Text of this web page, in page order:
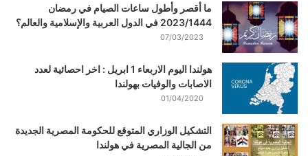
ما أقصر وأطول ساعات الصيام في رمضان
2023/1444 في الدول العربية والإسلامية والعالم؟
07/03/2023
هولندا اليوم الاربعاء 1 ابريل : اخر احصائية لعدد
الاصابات والوفيات بهولندا
01/04/2020
التشكيل الوزاري المتوقع للحكومة المصرية الجديدة
من الجالية المصرية في هولندا